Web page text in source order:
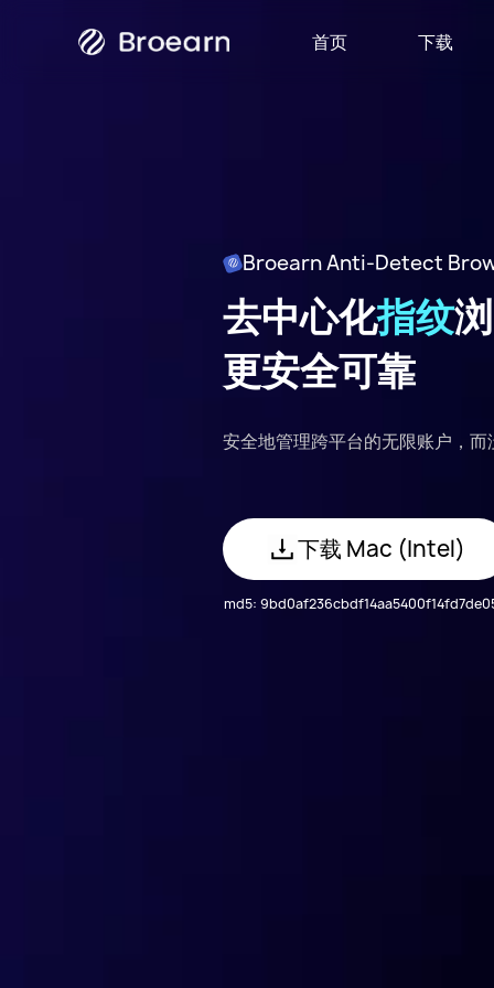
Broearn 首页 下载
Broearn Anti-Detect
去中心化指纹
更安全可靠
安全地管理跨平台的无限账户，
下载 Mac (Intel)
md5: